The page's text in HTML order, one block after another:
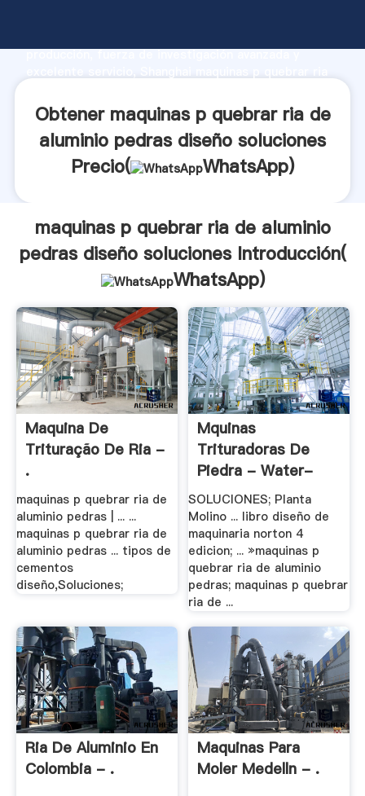
producción, fuerza de investigación avanzada y
el valor y aporta valores a todos los clientes.
Obtener maquinas p quebrar ria de
aluminio pedras diseño soluciones
Precio(
WhatsApp)
maquinas p quebrar ria de aluminio
pedras diseño soluciones Introducción(
WhatsApp)
Maquina De
Trituração De Ria -
.
maquinas p quebrar ria de
aluminio pedras | ... ...
maquinas p quebrar ria de
aluminio pedras ... tipos de
cementos
diseño,Soluciones;
Mquinas
Trituradoras De
Piedra - Water-
Ionizer
SOLUCIONES; Planta
Molino ... libro diseño de
maquinaria norton 4
edicion; ... »maquinas p
quebrar ria de aluminio
pedras; maquinas p quebrar
ria de ...
Ria De Aluminio En
Colombia - .
Maquinas Para
Moler Medelln - .